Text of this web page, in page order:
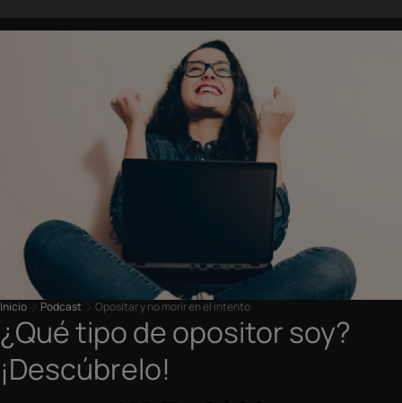
Inicio Podcast Opositar y no morir en el intento
¿Qué tipo de opositor soy?
¡Descúbrelo!